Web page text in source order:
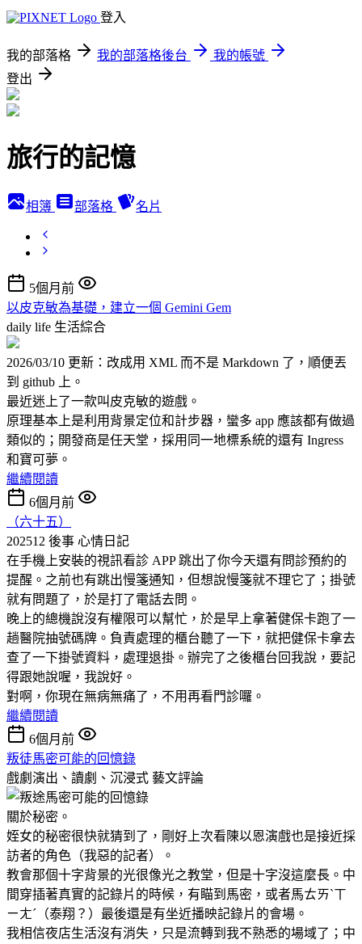
登入
我的部落格 我的部落格後台
我的帳號
登出
旅行的記憶
相簿 部落格 名片
5個月前
以皮克敏為基礎，建立一個 Gemini Gem
daily life 生活綜合
2026/03/10 更新：改成用 XML 而不是 Markdown 了，順便丟
到 github 上。
最近迷上了一款叫皮克敏的遊戲。
原理基本上是利用背景定位和計步器，蠻多 app 應該都有做過
類似的；開發商是任天堂，採用同一地標系統的還有 Ingress
和寶可夢。
繼續閱讀
6個月前
（六十五）
202512 後事 心情日記
在手機上安裝的視訊看診 APP 跳出了你今天還有問診預約的
提醒。之前也有跳出慢箋通知，但想說慢箋就不理它了；掛號
就有問題了，於是打了電話去問。
晚上的總機說沒有權限可以幫忙，於是早上拿著健保卡跑了一
趟醫院抽號碼牌。負責處理的櫃台聽了一下，就把健保卡拿去
查了一下掛號資料，處理退掛。辦完了之後櫃台回我說，要記
得跟她說喔，我說好。
對啊，你現在無病無痛了，不用再看門診囉。
繼續閱讀
6個月前
叛徒馬密可能的回憶錄
戲劇演出、讀劇、沉浸式 藝文評論
關於秘密。
姪女的秘密很快就猜到了，剛好上次看陳以恩演戲也是接近採
訪者的角色（我惡的記者）。
教會那個十字背景的光很像光之教堂，但是十字沒這麼長。中
間穿插著真實的記錄片的時候，有瞄到馬密，或者馬ㄊㄞˋㄒ
ㄧㄤˊ（泰翔？）最後還是有坐近播映記錄片的會場。
我相信夜店生活沒有消失，只是流轉到我不熟悉的場域了；中